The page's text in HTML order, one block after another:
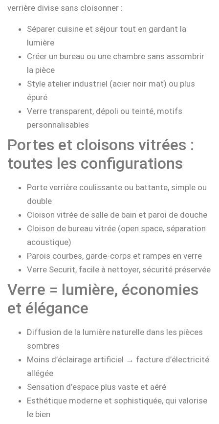
verrière divise sans cloisonner :
Séparer cuisine et séjour tout en gardant la
lumière
Créer un bureau ou une chambre sans assombrir
la pièce
Style atelier industriel (acier noir mat) ou plus
épuré
Verre transparent, dépoli ou teinté, motifs
personnalisables
Portes et cloisons vitrées :
toutes les configurations
Porte verrière coulissante ou battante, simple ou
double
Cloison vitrée de salle de bain et paroi de douche
Cloison de bureau vitrée (open space, séparation
acoustique)
Parois courbes, garde-corps et rampes en verre
Verre Securit, facile à nettoyer, sécurité préservée
Verre = lumière, économies
et élégance
Diffusion de la lumière naturelle dans les pièces
sombres
Moins d’éclairage artificiel → facture d’électricité
allégée
Sensation d’espace plus vaste et aéré
Esthétique moderne et sophistiquée, qui valorise
le bien